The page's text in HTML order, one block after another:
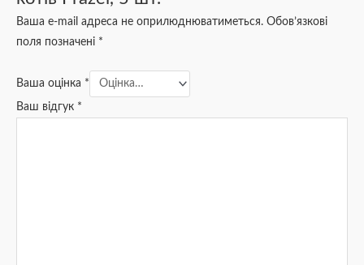
Ваша e-mail адреса не оприлюднюватиметься. Обов’язкові
поля позначені *
Ваша оцінка *
Ваш відгук *